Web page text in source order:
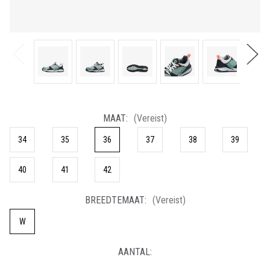
MAAT: (Vereist)
34 35 36 37 38 39
40 41 42
BREEDTEMAAT: (Vereist)
W
AANTAL: